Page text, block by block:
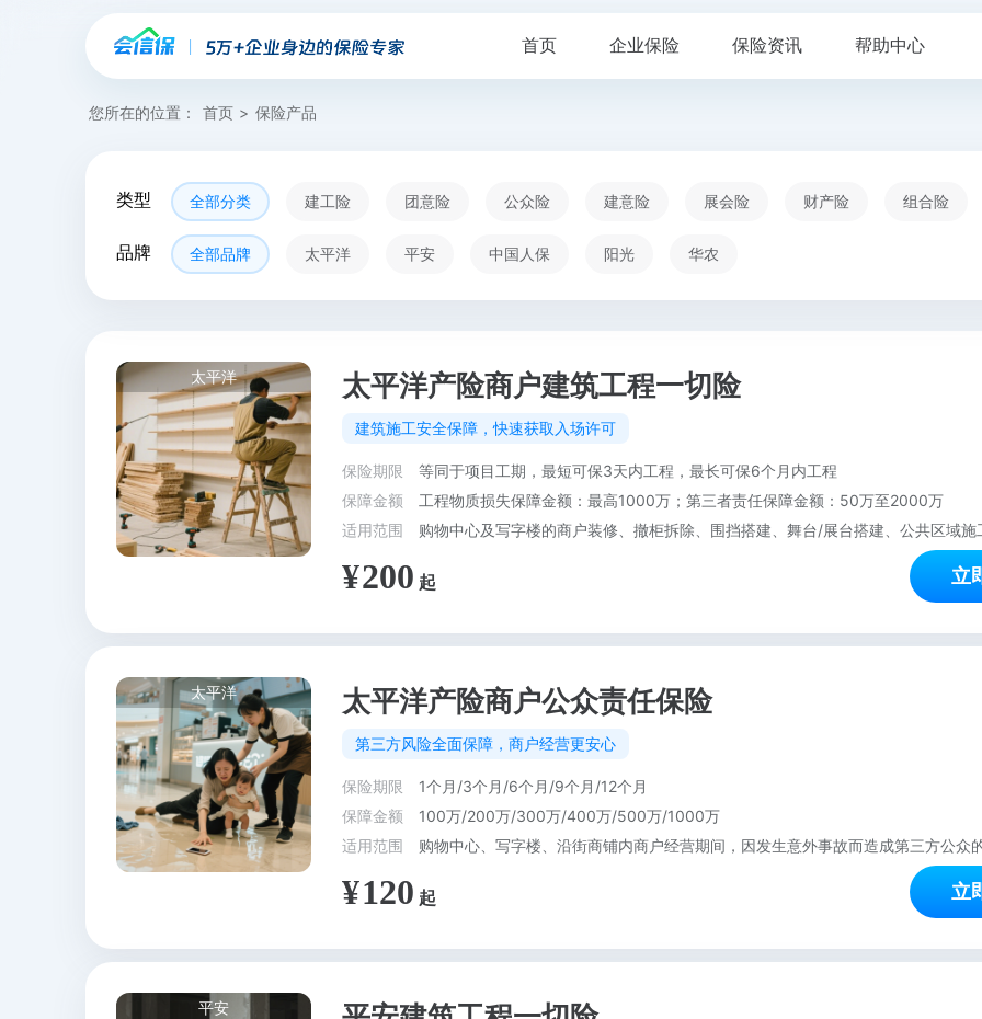
首页 企业保险 保险资讯 帮助中心
您所在的位置： 首页 > 保险产品
类型 全部分类 建工险 团意险 公众险 建意险 展会险 财产险 组合险
品牌 全部品牌 太平洋 平安 中国人保 阳光 华农
太平洋 太平洋产险商户建筑工程一切险
建筑施工安全保障，快速获取入场许可
保险期限
等同于项目工期，最短可保3天内工程，最长可保6个月内工程
保障金额
工程物质损失保障金额：最高1000万；第三者责任保障金额：50万至2000万
适用范围
200 立
太平洋 太平洋产险商户公众责任保险
第三方风险全面保障，商户经营更安心
保险期限
1个月/3个月/6个月/9个月/12个月
保障金额
100万/200万/300万/400万/500万/1000万
适用范围
120 立
平安